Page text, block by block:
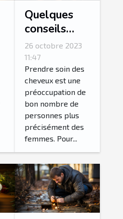
Quelques
conseils
pour
fortifier ses
cheveux ?
26 octobre 2023
11:47
Prendre soin des
cheveux est une
préoccupation de
bon nombre de
personnes plus
précisément des
femmes. Pour...